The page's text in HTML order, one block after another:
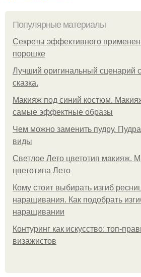
Популярные материалы
Секреты эффективного
порошке
Лучший оригинальный сценарий
сказка.
Макияж под синий костюм.
самые эффектные образы
Чем можно заменить пудру.
виды
Светлое Лето цветотип макияж.
цветотипа Лето
Кому стоит выбирать изгиб
наращивания. Как подобрать
наращивании
Контуринг как искусство: топ-
визажистов